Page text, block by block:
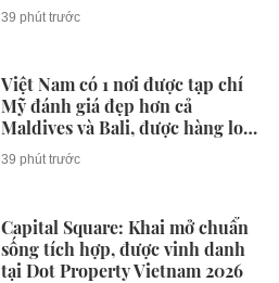
thương mại
39 phút trước
Việt Nam có 1 nơi được tạp chí
Mỹ đánh giá đẹp hơn cả
Maldives và Bali, được hàng loạt
“ông lớn” Sun Group, Vingroup,
BIM Group... chọn làm điểm
39 phút trước
Capital Square: Khai mở chuẩn
sống tích hợp, được vinh danh
tại Dot Property Vietnam 2026